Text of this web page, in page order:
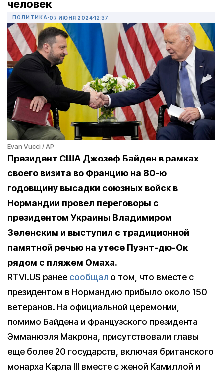
человек
ПОЛИТИКА 07 ИЮНЯ 2024 12:37
Evan Vucci / AP
Президент США Джозеф Байден в рамках
своего визита во Францию на 80-ю
годовщину высадки союзных войск в
Нормандии провел переговоры с
президентом Украины Владимиром
Зеленским и выступил с традиционной
памятной речью на утесе Пуэнт-дю-Ок
рядом с пляжем Омаха.
RTVI.US ранее сообщал о том, что вместе с
президентом в Нормандию прибыло около 150
ветеранов. На официальной церемонии,
помимо Байдена и французского президента
Эмманюэля Макрона, присутствовали главы
еще более 20 государств, включая британского
монарха Карла III вместе с женой Камиллой и